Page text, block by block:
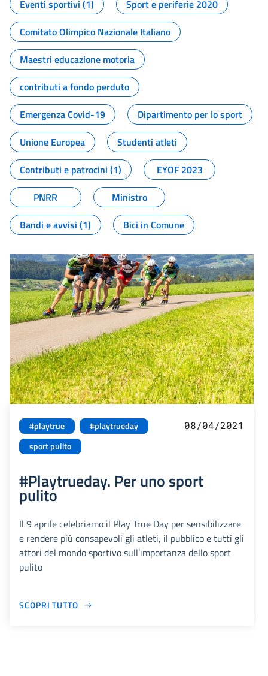
Eventi sportivi (1)
Sport e periferie 2020
Comitato Olimpico Nazionale Italiano
Maestri educazione motoria
contributi a fondo perduto
Emergenza Covid-19
Dipartimento per lo sport
Unione Europea
Studenti atleti
Contributi e patrocini (1)
EYOF 2023
PNRR
Ministro
Bandi e avvisi (1)
Bici in Comune
#playtrue
#playtrueday
sport pulito
08/04/2021
#Playtrueday. Per uno sport
pulito
Il 9 aprile celebriamo il Play True Day per sensibilizzare
e rendere più consapevoli gli atleti, il pubblico e tutti gli
attori del mondo sportivo sull’importanza dello sport
pulito
SCOPRI TUTTO